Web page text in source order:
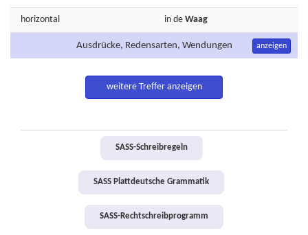
horizontal in de Waag
Ausdrücke, Redensarten, Wendungen anzeigen
weitere Treffer anzeigen
SASS-Schreibregeln
SASS Plattdeutsche Grammatik
SASS-Rechtschreibprogramm